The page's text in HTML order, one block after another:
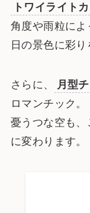
トワイライト
角度や雨粒に
日の景色に彩り
さらに、 月型
ロマンチック。
憂うつな空も
に変わります。